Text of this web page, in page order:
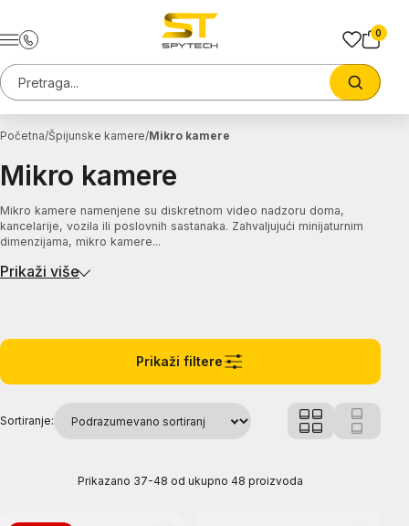
0
Pretraga sajta
Trazi
Početna Špijunske kamere Mikro kamere
Mikro kamere
Mikro kamere namenjene su diskretnom video nadzoru doma,
kancelarije, vozila ili poslovnih sastanaka. Zahvaljujući minijaturnim
dimenzijama, mikro kamere...
Prikaži više
Prikaži filtere
Sortiranje:
Prikazano 37-48 od ukupno 48 proizvoda